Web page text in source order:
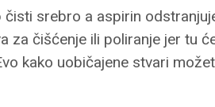
srebro a aspirin
za čišćenje ili poliranje jer tu
kako uobičajene stvari